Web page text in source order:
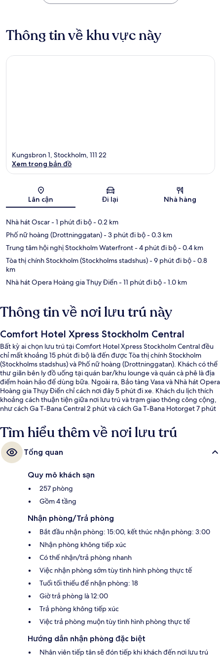
Thông tin về khu vực này
Bản đồ
Kungsbron 1, Stockholm, 111 22
Xem trong bản đồ
Lân cận Đi lại Nhà hàng
Nhà hát Oscar- 1 phút đi bộ- 0.2 km
Phố nữ hoàng (Drottninggatan)- 3 phút đi bộ- 0.3 km
Trung tâm hội nghị Stockholm Waterfront- 4 phút đi bộ- 0.4 km
Tòa thị chính Stockholm (Stockholms stadshus)- 9 phút đi bộ- 0.8
km
Nhà hát Opera Hoàng gia Thụy Điển- 11 phút đi bộ- 1.0 km
Thông tin về nơi lưu trú này
Comfort Hotel Xpress Stockholm Central
Bất kỳ ai chọn lưu trú tại Comfort Hotel Xpress Stockholm Central đều
chỉ mất khoảng 15 phút đi bộ là đến được Tòa thị chính Stockholm
(Stockholms stadshus) và Phố nữ hoàng (Drottninggatan). Khách có thể
thư giãn bên ly đồ uống tại quán bar/khu lounge và quán cà phê là địa
điểm hoàn hảo để dùng bữa. Ngoài ra, Bảo tàng Vasa và Nhà hát Opera
Hoàng gia Thụy Điển chỉ cách nơi đây 5 phút đi xe. Khách du lịch thích
khoảng cách thuận tiện giữa nơi lưu trú và trạm giao thông công cộng,
như cách Ga T-Bana Central 2 phút và cách Ga T-Bana Hotorget 7 phút
Tìm hiểu thêm về nơi lưu trú
Tổng quan
Quy mô khách sạn
257 phòng
Gồm 4 tầng
Nhận phòng/Trả phòng
Bắt đầu nhận phòng: 15:00, kết thúc nhận phòng: 3:00
Nhận phòng không tiếp xúc
Có thể nhận/trả phòng nhanh
Việc nhận phòng sớm tùy tình hình phòng thực tế
Tuổi tối thiểu để nhận phòng: 18
Giờ trả phòng là 12:00
Trả phòng không tiếp xúc
Việc trả phòng muộn tùy tình hình phòng thực tế
Hướng dẫn nhận phòng đặc biệt
Nhân viên tiếp tân sẽ đón tiếp khi khách đến nơi lưu trú